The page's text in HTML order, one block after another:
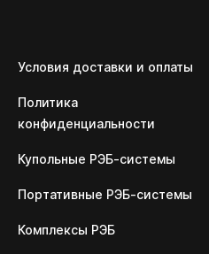
Условия доставки и оплаты
Политика
конфиденциальности
Купольные РЭБ-системы
Портативные РЭБ-системы
Комплексы РЭБ